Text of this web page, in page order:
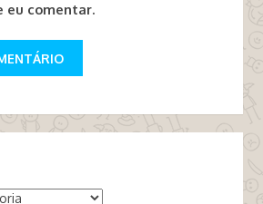
eu comentar.